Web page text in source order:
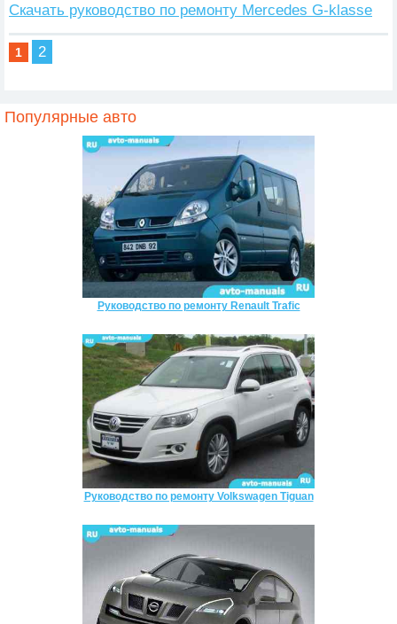
Скачать руководство по ремонту Mercedes G-klasse
1 2
Популярные авто
Руководство по ремонту Renault Trafic
Руководство по ремонту Volkswagen Tiguan